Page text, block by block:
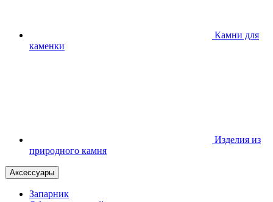
Камни для
каменки
Изделия из
природного камня
Аксессуары
Запарник